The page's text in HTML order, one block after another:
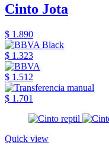
Cinto Jota
$ 1.890
$ 1.323
$ 1.512
$ 1.701
Quick view